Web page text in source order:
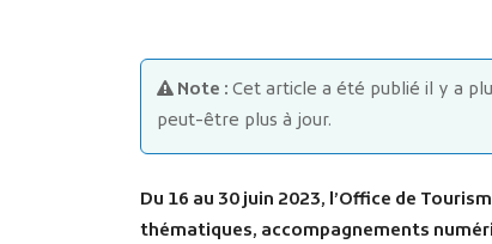
Note : Cet article a été publié il y a
peut-être plus à jour.
Du 16 au 30 juin 2023, l’Office de
thématiques, accompagnements